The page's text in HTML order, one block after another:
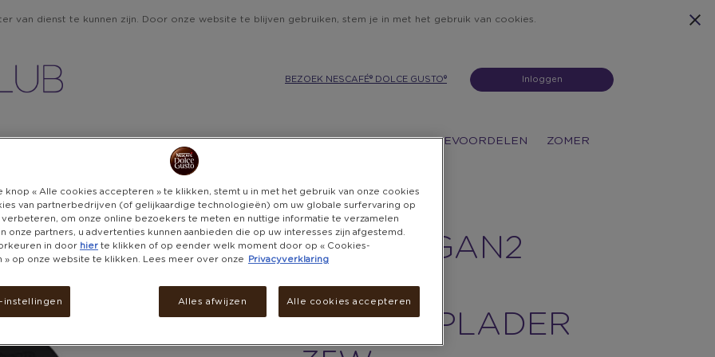
van dienst te kunnen zijn. Door onze website te blijven gebruiken, stem je in met het gebruik van cookies.
BEZOEK NESCAFÉ® DOLCE GUSTO® Inloggen
KEUKEN CADEAUBONNEN BELEVENISSEN DONATIES KOFFIEVOORDELEN ZOMER
XTORM GAN2
ULTRA
WANDOPLADER
knop « Alle cookies accepteren » te klikken, stemt u in met het gebruik van onze cookies
van partnerbedrijven (of gelijkaardige technologieën) om uw globale surfervaring op
om onze online bezoekers te meten en nuttige informatie te verzamelen
onze partners, u advertenties kunnen aanbieden die op uw interesses zijn afgestemd.
in door hier te klikken of op eender welk moment door op « Cookies-
» op onze website te klikken. Lees meer over onze
Privacyverklaring
Alles afwijzen Alle cookies accepteren
instellingen